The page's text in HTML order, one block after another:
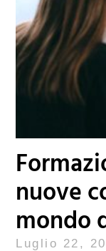
nuove
mondo
Luglio 22,